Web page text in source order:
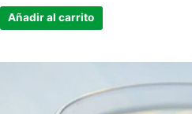
Añadir al carrito